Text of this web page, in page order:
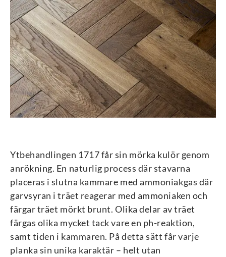
Ytbehandlingen 1717 får sin mörka kulör genom
anrökning. En naturlig process där stavarna
placeras i slutna kammare med ammoniakgas där
garvsyran i träet reagerar med ammoniaken och
färgar träet mörkt brunt. Olika delar av träet
färgas olika mycket tack vare en ph-reaktion,
samt tiden i kammaren. På detta sätt får varje
planka sin unika karaktär – helt utan